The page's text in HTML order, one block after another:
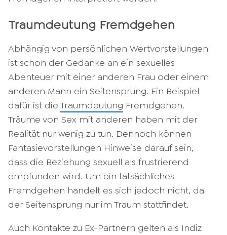
Traumdeutung Fremdgehen
Abhängig von persönlichen Wertvorstellungen
ist schon der Gedanke an ein sexuelles
Abenteuer mit einer anderen Frau oder einem
anderen Mann ein Seitensprung. Ein Beispiel
dafür ist die Traumdeutung Fremdgehen.
Träume von Sex mit anderen haben mit der
Realität nur wenig zu tun. Dennoch können
Fantasievorstellungen Hinweise darauf sein,
dass die Beziehung sexuell als frustrierend
empfunden wird. Um ein tatsächliches
Fremdgehen handelt es sich jedoch nicht, da
der Seitensprung nur im Traum stattfindet.
Auch Kontakte zu Ex-Partnern gelten als Indiz